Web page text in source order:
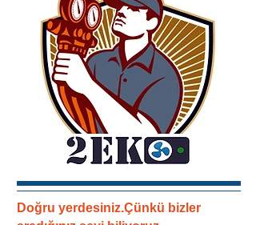
Doğru yerdesiniz.Çünkü bizler